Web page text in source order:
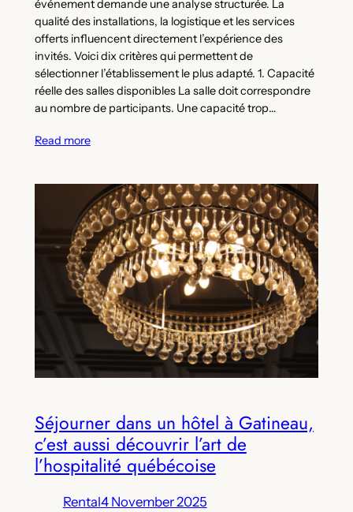
événement demande une analyse structurée. La
qualité des installations, la logistique et les services
offerts influencent directement l’expérience des
invités. Voici dix critères qui permettent de
sélectionner l’établissement le plus adapté. 1. Capacité
réelle des salles disponibles La salle doit correspondre
au nombre de participants. Une capacité trop…
Read more
Séjourner dans un hôtel à Gatineau,
c’est aussi découvrir l’art de
l’hospitalité québécoise
Rental4 November 2025